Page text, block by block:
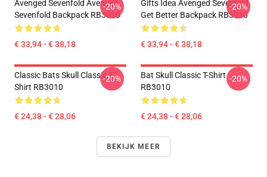
Avenged Sevenfold Avenged
Sevenfold Backpack RB3010
€ 33,94 - € 38,18
-20%
Gifts Idea Avenged Sevenfold
Get Better Backpack RB3010
€ 33,94 - € 38,18
-20%
Classic Bats Skull Classic T-
Shirt RB3010
€ 24,38 - € 28,06
-20%
Bat Skull Classic T-Shirt
RB3010
€ 24,38 - € 28,06
-20%
BEKIJK MEER